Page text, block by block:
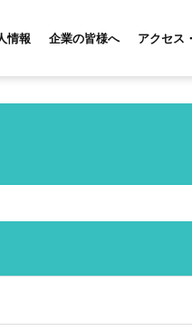
情報 企業の皆様へ アクセス